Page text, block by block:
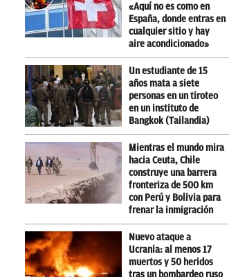
«Aquí no es como en
España, donde entras en
cualquier sitio y hay
aire acondicionado»
Un estudiante de 15
años mata a siete
personas en un tiroteo
en un instituto de
Bangkok (Tailandia)
Mientras el mundo mira
hacia Ceuta, Chile
construye una barrera
fronteriza de 500 km
con Perú y Bolivia para
frenar la inmigración
Nuevo ataque a
Ucrania: al menos 17
muertos y 50 heridos
tras un bombardeo ruso